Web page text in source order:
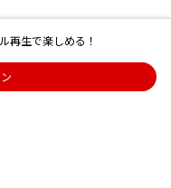
再生で楽しめる！